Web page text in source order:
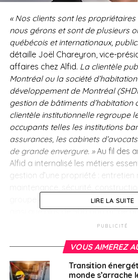
« Nos clients sont les
nous gérons et sont de plusieurs
québécois et internationaux,
détaille Joël Chareyron, vice-
affaires chez Alfid. La clientèle
Montréal ou la société
développement de Montréal
gestion de bâtiments d’habitation
clientèle institutionnelle regroupe
occupants telles les institutions
assurances, les cabinets
de grande envergure. »Au fil des
Alfid a internalisé les métiers
gestion d’une propriété : entretien
groupe gère aujourd’hui plus de 2
ainsi que plus de 500 000 m² de
dans sa proche banlieue. Alfid
provenance, avec une
étudiants internationaux qui
supérieures de qualité telles Mc
LIRE LA SUITE
PUBLICITÉ
VOUS AIMEREZ
Transition
monde s’arrache